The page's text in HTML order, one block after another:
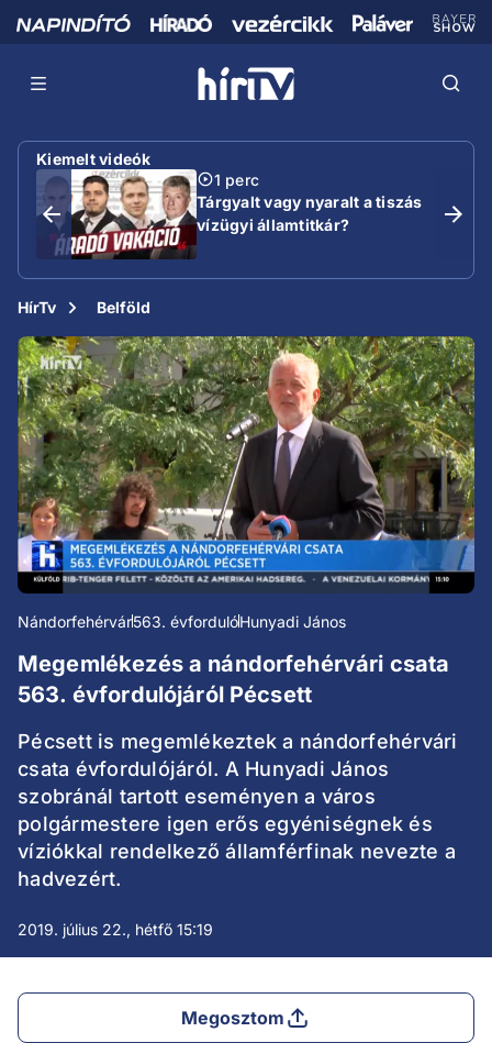
Kiemelt videók
1 perc
Tárgyalt vagy nyaralt a tiszás
vízügyi államtitkár?
HírTv Belföld
Nándorfehérvár563. évfordulóHunyadi János
Megemlékezés a nándorfehérvári csata
563. évfordulójáról Pécsett
Pécsett is megemlékeztek a nándorfehérvári
csata évfordulójáról. A Hunyadi János
szobránál tartott eseményen a város
polgármestere igen erős egyéniségnek és
víziókkal rendelkező államférfinak nevezte a
hadvezért.
2019. július 22., hétfő 15:19
Megosztom